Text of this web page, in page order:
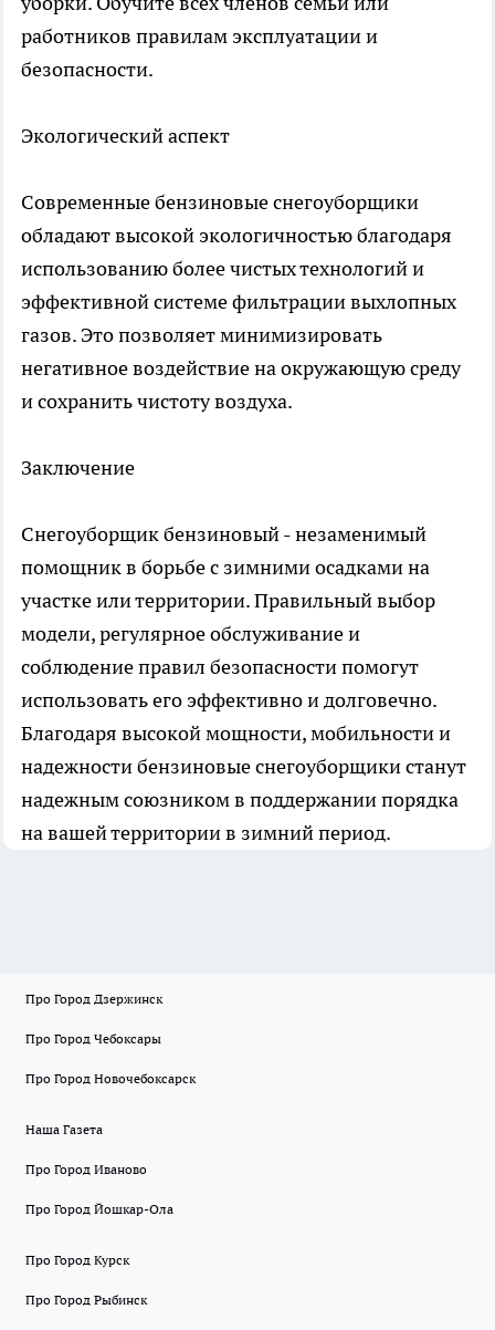
работников правилам эксплуатации и
безопасности.
Экологический аспект
Современные бензиновые снегоуборщики
обладают высокой экологичностью благодаря
использованию более чистых технологий и
эффективной системе фильтрации выхлопных
газов. Это позволяет минимизировать
негативное воздействие на окружающую среду
и сохранить чистоту воздуха.
Заключение
Снегоуборщик бензиновый - незаменимый
помощник в борьбе с зимними осадками на
участке или территории. Правильный выбор
модели, регулярное обслуживание и
соблюдение правил безопасности помогут
использовать его эффективно и долговечно.
Благодаря высокой мощности, мобильности и
надежности бензиновые снегоуборщики станут
надежным союзником в поддержании порядка
на вашей территории в зимний период.
Про Город Дзержинск
Про Город Чебоксары
Про Город Новочебоксарск
Наша Газета
Про Город Иваново
Про Город Йошкар-Ола
Про Город Курск
Про Город Рыбинск